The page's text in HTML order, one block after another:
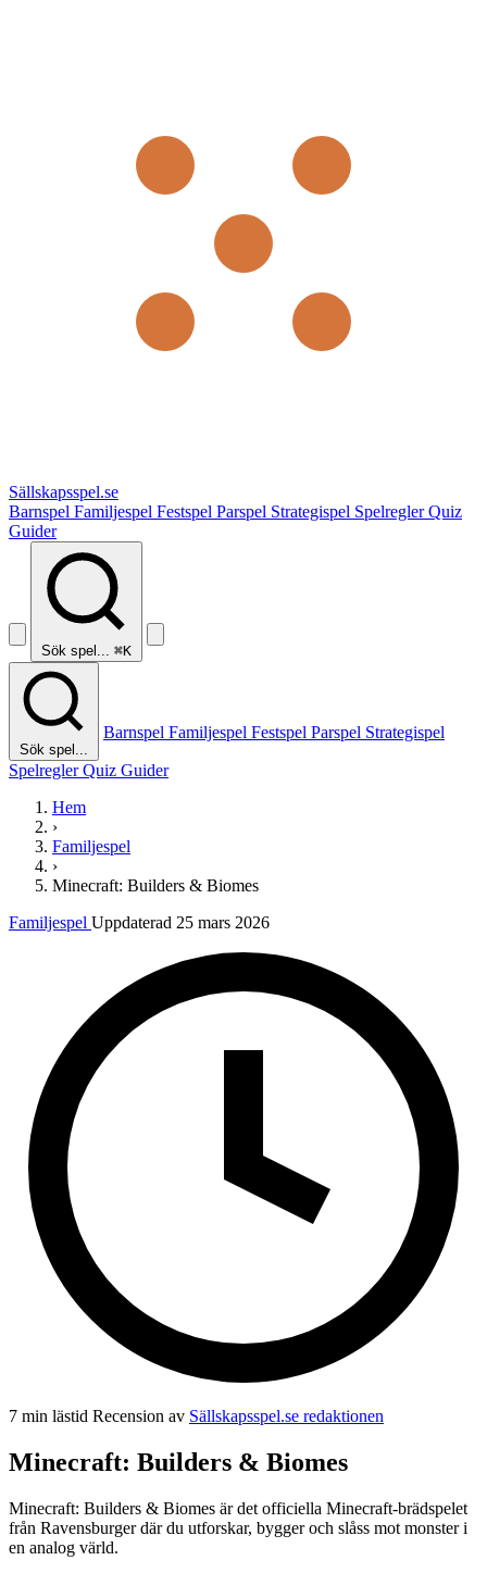
Sällskapsspel.se
Barnspel Familjespel Festspel Parspel Strategispel SpelreglerQuiz
Guider
Sök spel... ⌘K
Sök spel...
Barnspel Familjespel Festspel Parspel Strategispel
SpelreglerQuiz Guider
Hem
›
Familjespel
›
Minecraft: Builders & Biomes
Familjespel Uppdaterad 25 mars 2026
7 min lästid Recension av Sällskapsspel.se redaktionen
Minecraft: Builders & Biomes
Minecraft: Builders & Biomes är det officiella Minecraft-brädspelet
från Ravensburger där du utforskar, bygger och slåss mot monster i
en analog värld.